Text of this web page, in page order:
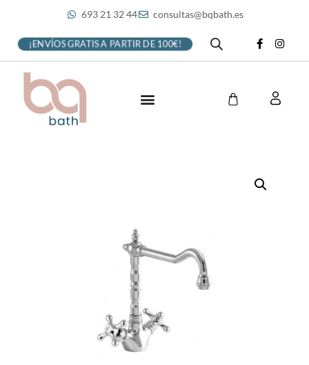
693 21 32 44 consultas@bqbath.es
¡ENVÍOS GRATIS A PARTIR DE 100€!